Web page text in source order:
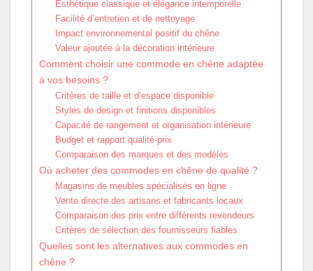
Esthétique classique et élégance intemporelle
Facilité d’entretien et de nettoyage
Impact environnemental positif du chêne
Valeur ajoutée à la décoration intérieure
Comment choisir une commode en chêne adaptée
à vos besoins ?
Critères de taille et d’espace disponible
Styles de design et finitions disponibles
Capacité de rangement et organisation intérieure
Budget et rapport qualité-prix
Comparaison des marques et des modèles
Où acheter des commodes en chêne de qualité ?
Magasins de meubles spécialisés en ligne
Vente directe des artisans et fabricants locaux
Comparaison des prix entre différents revendeurs
Critères de sélection des fournisseurs fiables
Quelles sont les alternatives aux commodes en
chêne ?